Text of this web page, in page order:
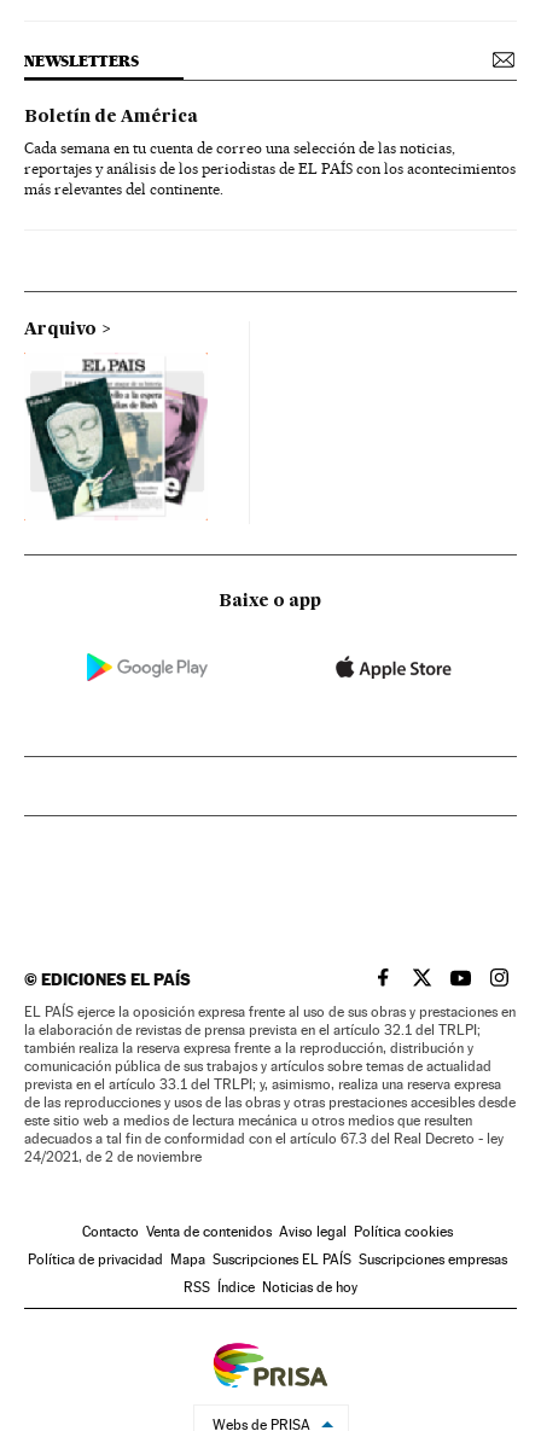
NEWSLETTERS
Boletín de América
Cada semana en tu cuenta de correo una selección de las noticias,
reportajes y análisis de los periodistas de EL PAÍS con los acontecimientos
más relevantes del continente.
Arquivo
Baixe o app
©EDICIONES EL PAÍS EL PAÍS BRASIL EN
EL PAÍSEL PAÍS
EL
EL PAÍS ejerce la oposición expresa frente al uso de sus obras y prestaciones en
la elaboración de revistas de prensa prevista en el artículo 32.1 del TRLPI;
también realiza la reserva expresa frente a la reproducción, distribución y
comunicación pública de sus trabajos y artículos sobre temas de actualidad
prevista en el artículo 33.1 del TRLPI; y, asimismo, realiza una reserva expresa
de las reproducciones y usos de las obras y otras prestaciones accesibles desde
este sitio web a medios de lectura mecánica u otros medios que resulten
adecuados a tal fin de conformidad con el artículo 67.3 del Real Decreto - ley
24/2021, de 2 de noviembre
Contacto Venta de contenidos Aviso legal
Política cookies
Política de privacidad
Mapa Suscripciones EL PAÍS Suscripciones empresas
RSS
Índice Noticias de hoy
Webs de PRISA